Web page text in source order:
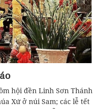
hội đền Linh Sơn Thánh
Xứ ở núi Sam; các lễ tết